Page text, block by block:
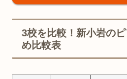
3校を比較！新小岩の
め比較表